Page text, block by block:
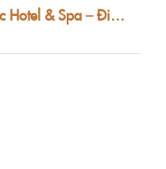
Seashells Phu Quoc Hotel & Spa – Điểm hẹn hàng đầu cho lễ cưới bên bờ biển